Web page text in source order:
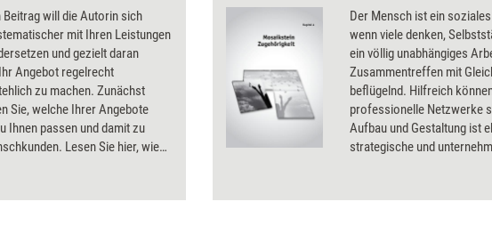
Beitrag will die Autorin sich
mit Ihren Leistungen
und gezielt daran
Angebot regelrecht
zu machen. Zunächst
Sie, welche Ihrer Angebote
Ihnen passen und damit zu
Lesen Sie hier, wie
Der Mensch ist ein
wenn viele denken,
ein völlig unabhängiges
Zusammentreffen mit
beflügelnd. Hilfreich
professionelle Netzwerke
Aufbau und Gestaltung ist
strategische und